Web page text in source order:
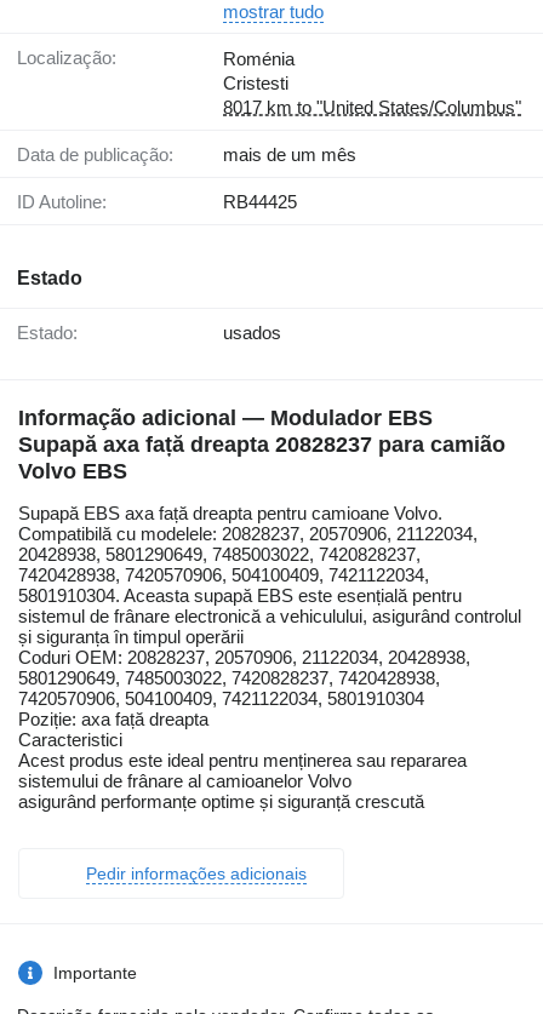
mostrar tudo
Localização:
Roménia
Cristesti
8017 km to "United States/Columbus"
Data de publicação: mais de um mês
ID Autoline: RB44425
Estado
Estado: usados
Informação adicional — Modulador EBS
Supapă axa față dreapta 20828237 para camião
Volvo EBS
Supapă EBS axa față dreapta pentru camioane Volvo.
Compatibilă cu modelele: 20828237, 20570906, 21122034,
20428938, 5801290649, 7485003022, 7420828237,
7420428938, 7420570906, 504100409, 7421122034,
5801910304. Aceasta supapă EBS este esențială pentru
sistemul de frânare electronică a vehiculului, asigurând controlul
și siguranța în timpul operării
Coduri OEM: 20828237, 20570906, 21122034, 20428938,
5801290649, 7485003022, 7420828237, 7420428938,
7420570906, 504100409, 7421122034, 5801910304
Poziție: axa față dreapta
Caracteristici
Acest produs este ideal pentru menținerea sau repararea
sistemului de frânare al camioanelor Volvo
asigurând performanțe optime și siguranță crescută
Pedir informações adicionais
Importante